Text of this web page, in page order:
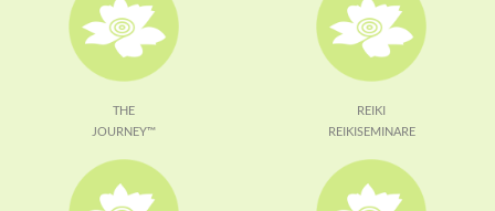
THE
JOURNEY™
REIKI
REIKISEMINARE